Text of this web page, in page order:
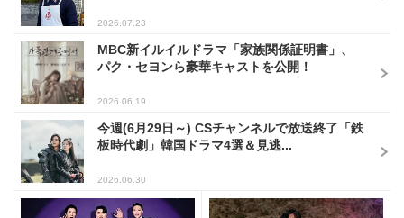
2026.07.23
MBC新イルイルドラマ「家族関係証明書」、
パク・セヨンら豪華キャストを公開！
2026.06.19
今週(6月29日～) CSチャンネルで放送終了「鉄
板時代劇」韓国ドラマ4選＆見逃...
2026.06.30